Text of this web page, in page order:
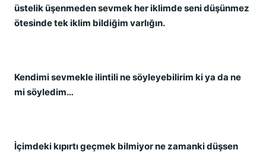
üstelik üşenmeden sevmek her iklimde seni düşünmez
ötesinde tek iklim bildiğim varlığın.
Kendimi sevmekle ilintili ne söyleyebilirim ki ya da ne
mi söyledim…
İçimdeki kıpırtı geçmek bilmiyor ne zamanki düşsen